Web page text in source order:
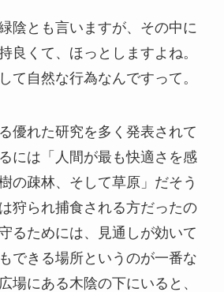
陰とも言いますが、その中に
良くて、ほっとしますよね。
て自然な行為なんですって。
優れた研究を多く発表されて
には「人間が最も快適さを感
の疎林、そして草原」だそう
狩られ捕食される方だったの
るためには、見通しが効いて
できる場所というのが一番な
場にある木陰の下にいると、